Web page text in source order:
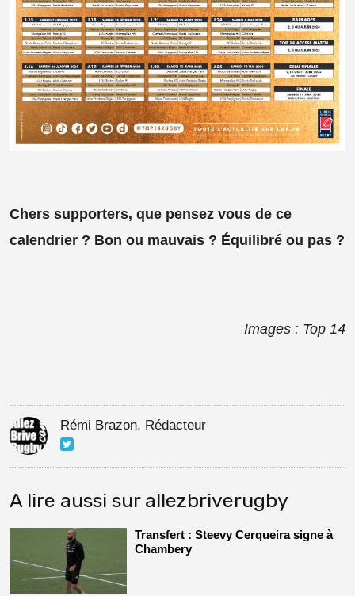
Chers supporters, que pensez vous de ce
calendrier ? Bon ou mauvais ? Équilibré ou pas ?
Images : Top 14
Rémi Brazon, Rédacteur
A lire aussi sur allezbriverugby
Transfert : Steevy Cerqueira signe à
Chambery